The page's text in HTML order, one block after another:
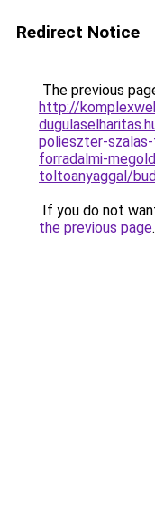
Redirect Notice
The previous
http://
polieszter-
forradalmi-
toltoanyaggal/
If you do not
the previous page.